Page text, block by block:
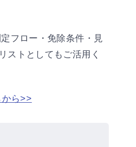
フロー・免除条件・見
ストとしてもご活用く
ら>>